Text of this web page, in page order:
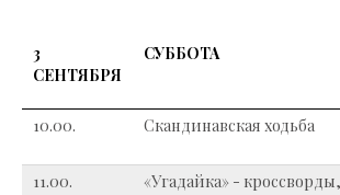
3
СЕНТЯБРЯ
СУББОТА
10.00. Скандинавская ходьба
11.00.
«Угадайка» - кроссворды,